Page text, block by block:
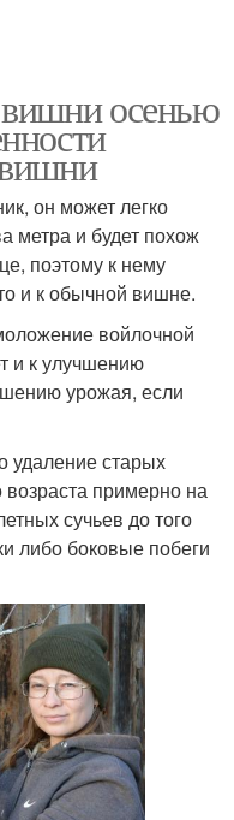
осенью
он может легко
метра и будет похож
поэтому к нему
и к обычной вишне.
войлочной
и к улучшению
урожая, если
удаление старых
возраста примерно на
сучьев до того
либо боковые побеги